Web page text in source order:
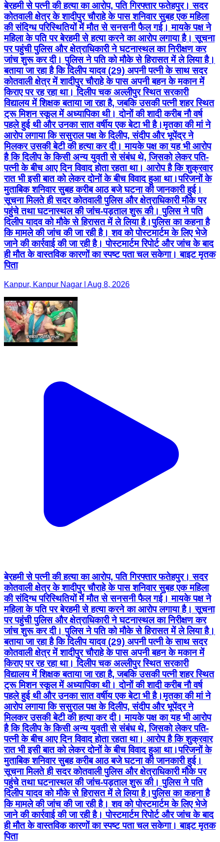
बेरहमी से पत्नी की हत्या का आरोप, पति गिरफ्तार फतेहपुर। सदर
कोतवाली क्षेत्र के शादीपुर चौराहे के पास शनिवार सुबह एक महिला
की संदिग्ध परिस्थितियों में मौत से सनसनी फैल गई। मायके पक्ष ने
महिला के पति पर बेरहमी से हत्या करने का आरोप लगाया है। सूचना
पर पहुंची पुलिस और क्षेत्राधिकारी ने घटनास्थल का निरीक्षण कर
जांच शुरू कर दी। पुलिस ने पति को मौके से हिरासत में ले लिया है।
बताया जा रहा है कि दिलीप यादव (29) अपनी पत्नी के साथ सदर
कोतवाली क्षेत्र में शादीपुर चौराहे के पास अपनी बहन के मकान में
किराए पर रह रहा था। दिलीप चक अल्लीपुर स्थित सरकारी
विद्यालय में शिक्षक बताया जा रहा है, जबकि उसकी पत्नी शहर स्थित
ट्रू मिशन स्कूल में अध्यापिका थी। दोनों की शादी करीब नौ वर्ष
पहले हुई थी और उनका सात वर्षीय एक बेटा भी है।मृतका की मां ने
आरोप लगाया कि ससुराल पक्ष के दिलीप, संदीप और भूपेंद्र ने
मिलकर उसकी बेटी की हत्या कर दी। मायके पक्ष का यह भी आरोप
है कि दिलीप के किसी अन्य युवती से संबंध थे, जिसको लेकर पति-
पत्नी के बीच आए दिन विवाद होता रहता था। आरोप है कि शुक्रवार
रात भी इसी बात को लेकर दोनों के बीच विवाद हुआ था।परिजनों के
मुताबिक शनिवार सुबह करीब आठ बजे घटना की जानकारी हुई।
सूचना मिलते ही सदर कोतवाली पुलिस और क्षेत्राधिकारी मौके पर
पहुंचे तथा घटनास्थल की जांच-पड़ताल शुरू की। पुलिस ने पति
दिलीप यादव को मौके से हिरासत में ले लिया है।पुलिस का कहना है
कि मामले की जांच की जा रही है। शव को पोस्टमार्टम के लिए भेजे
जाने की कार्रवाई की जा रही है। पोस्टमार्टम रिपोर्ट और जांच के बाद
ही मौत के वास्तविक कारणों का स्पष्ट पता चल सकेगा। बाइट मृतक
पिता
Kanpur, Kanpur Nagar | Aug 8, 2026
बेरहमी से पत्नी की हत्या का आरोप, पति गिरफ्तार फतेहपुर। सदर
कोतवाली क्षेत्र के शादीपुर चौराहे के पास शनिवार सुबह एक महिला
की संदिग्ध परिस्थितियों में मौत से सनसनी फैल गई। मायके पक्ष ने
महिला के पति पर बेरहमी से हत्या करने का आरोप लगाया है। सूचना
पर पहुंची पुलिस और क्षेत्राधिकारी ने घटनास्थल का निरीक्षण कर
जांच शुरू कर दी। पुलिस ने पति को मौके से हिरासत में ले लिया है।
बताया जा रहा है कि दिलीप यादव (29) अपनी पत्नी के साथ सदर
कोतवाली क्षेत्र में शादीपुर चौराहे के पास अपनी बहन के मकान में
किराए पर रह रहा था। दिलीप चक अल्लीपुर स्थित सरकारी
विद्यालय में शिक्षक बताया जा रहा है, जबकि उसकी पत्नी शहर स्थित
ट्रू मिशन स्कूल में अध्यापिका थी। दोनों की शादी करीब नौ वर्ष
पहले हुई थी और उनका सात वर्षीय एक बेटा भी है।मृतका की मां ने
आरोप लगाया कि ससुराल पक्ष के दिलीप, संदीप और भूपेंद्र ने
मिलकर उसकी बेटी की हत्या कर दी। मायके पक्ष का यह भी आरोप
है कि दिलीप के किसी अन्य युवती से संबंध थे, जिसको लेकर पति-
पत्नी के बीच आए दिन विवाद होता रहता था। आरोप है कि शुक्रवार
रात भी इसी बात को लेकर दोनों के बीच विवाद हुआ था।परिजनों के
मुताबिक शनिवार सुबह करीब आठ बजे घटना की जानकारी हुई।
सूचना मिलते ही सदर कोतवाली पुलिस और क्षेत्राधिकारी मौके पर
पहुंचे तथा घटनास्थल की जांच-पड़ताल शुरू की। पुलिस ने पति
दिलीप यादव को मौके से हिरासत में ले लिया है।पुलिस का कहना है
कि मामले की जांच की जा रही है। शव को पोस्टमार्टम के लिए भेजे
जाने की कार्रवाई की जा रही है। पोस्टमार्टम रिपोर्ट और जांच के बाद
ही मौत के वास्तविक कारणों का स्पष्ट पता चल सकेगा। बाइट मृतक
पिता